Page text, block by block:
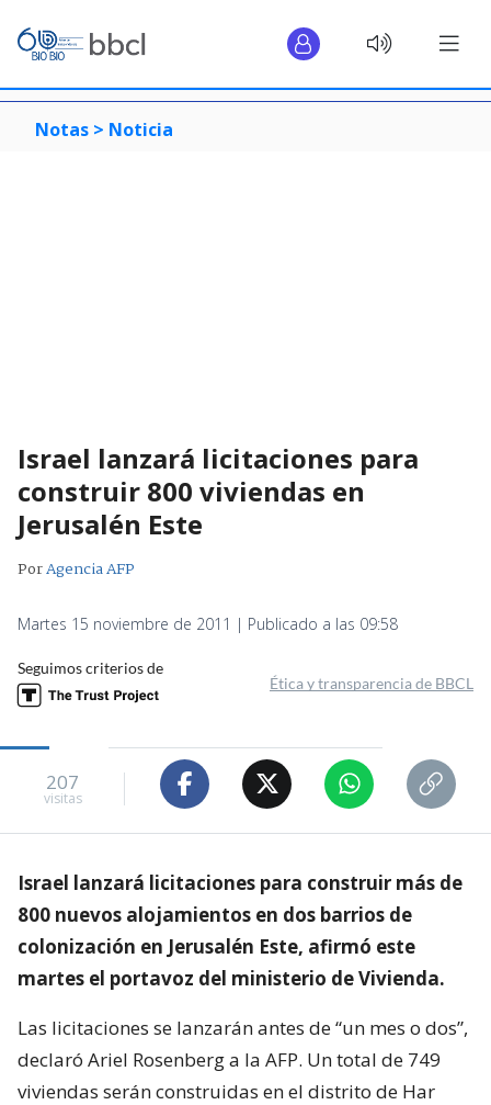
Notas > Noticia
Israel lanzará licitaciones para
construir 800 viviendas en
Jerusalén Este
PorAgencia AFP
Martes 15 noviembre de 2011 | Publicado a las 09:58
Seguimos criterios de
Ética y transparencia de BBCL
207
visitas
Israel lanzará licitaciones para construir más de
800 nuevos alojamientos en dos barrios de
colonización en Jerusalén Este, afirmó este
martes el portavoz del ministerio de Vivienda.
Las licitaciones se lanzarán antes de “un mes o dos”,
declaró Ariel Rosenberg a la AFP. Un total de 749
viviendas serán construidas en el distrito de Har